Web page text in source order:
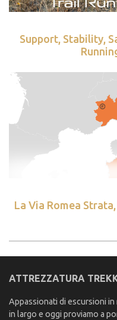
Support, Stability,
La Via Romea
ATTREZZATURA
Appassionati di escursioni
in largo e oggi proviamo a